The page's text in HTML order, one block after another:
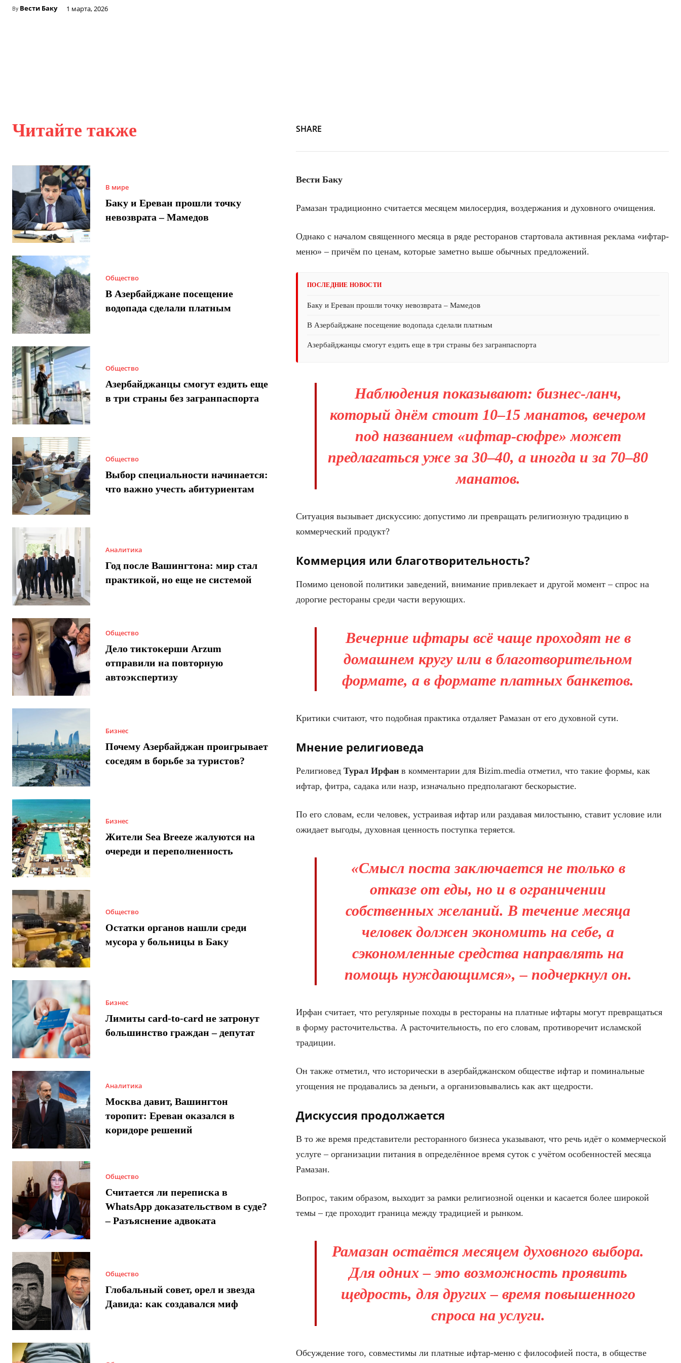
By Вести Баку 1 марта, 2026
Читайте также
В мире
Баку и Ереван прошли точку
невозврата – Мамедов
Общество
В Азербайджане посещение
водопада сделали платным
Общество
Азербайджанцы смогут ездить еще
в три страны без загранпаспорта
Общество
Выбор специальности начинается:
что важно учесть абитуриентам
Аналитика
Год после Вашингтона: мир стал
практикой, но еще не системой
Общество
Дело тиктокерши Arzum
отправили на повторную
автоэкспертизу
Бизнес
Почему Азербайджан проигрывает
соседям в борьбе за туристов?
Бизнес
Жители Sea Breeze жалуются на
очереди и переполненность
Общество
Остатки органов нашли среди
мусора у больницы в Баку
Бизнес
Лимиты card-to-card не затронут
большинство граждан – депутат
Аналитика
Москва давит, Вашингтон
торопит: Ереван оказался в
коридоре решений
Общество
Считается ли переписка в
WhatsApp доказательством в суде?
– Разъяснение адвоката
Общество
Глобальный совет, орел и звезда
Давида: как создавался миф
SHARE
Вести Баку
Рамазан традиционно считается месяцем милосердия, воздержания и духовного очищения.
Однако с началом священного месяца в ряде ресторанов стартовала активная реклама «ифтар-
меню» – причём по ценам, которые заметно выше обычных предложений.
ПОСЛЕДНИЕ НОВОСТИ
Баку и Ереван прошли точку невозврата – Мамедов
В Азербайджане посещение водопада сделали платным
Азербайджанцы смогут ездить еще в три страны без загранпаспорта
Наблюдения показывают: бизнес-ланч,
который днём стоит 10–15 манатов, вечером
под названием «ифтар-сюфре» может
предлагаться уже за 30–40, а иногда и за 70–80
манатов.
Ситуация вызывает дискуссию: допустимо ли превращать религиозную традицию в
коммерческий продукт?
Коммерция или благотворительность?
Помимо ценовой политики заведений, внимание привлекает и другой момент – спрос на
дорогие рестораны среди части верующих.
Вечерние ифтары всё чаще проходят не в
домашнем кругу или в благотворительном
формате, а в формате платных банкетов.
Критики считают, что подобная практика отдаляет Рамазан от его духовной сути.
Мнение религиоведа
Религиовед Турал Ирфан в комментарии для Bizim.media отметил, что такие формы, как
ифтар, фитра, садака или назр, изначально предполагают бескорыстие.
По его словам, если человек, устраивая ифтар или раздавая милостыню, ставит условие или
ожидает выгоды, духовная ценность поступка теряется.
«Смысл поста заключается не только в
отказе от еды, но и в ограничении
собственных желаний. В течение месяца
человек должен экономить на себе, а
сэкономленные средства направлять на
помощь нуждающимся», – подчеркнул он.
Ирфан считает, что регулярные походы в рестораны на платные ифтары могут превращаться
в форму расточительства. А расточительность, по его словам, противоречит исламской
традиции.
Он также отметил, что исторически в азербайджанском обществе ифтар и поминальные
угощения не продавались за деньги, а организовывались как акт щедрости.
Дискуссия продолжается
В то же время представители ресторанного бизнеса указывают, что речь идёт о коммерческой
услуге – организации питания в определённое время суток с учётом особенностей месяца
Рамазан.
Вопрос, таким образом, выходит за рамки религиозной оценки и касается более широкой
темы – где проходит граница между традицией и рынком.
Рамазан остаётся месяцем духовного выбора.
Для одних – это возможность проявить
щедрость, для других – время повышенного
спроса на услуги.
Обсуждение того, совместимы ли платные ифтар-меню с философией поста, в обществе